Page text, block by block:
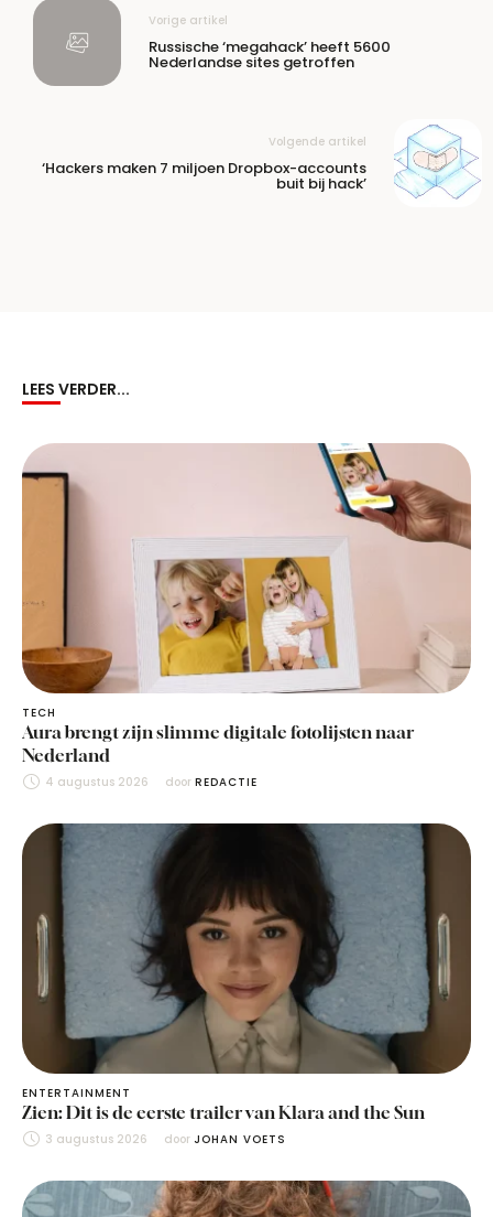
Vorige artikel
Russische ‘megahack’ heeft 5600
Nederlandse sites getroffen
Volgende artikel
‘Hackers maken 7 miljoen Dropbox-accounts
buit bij hack’
LEES VERDER...
TECH
Aura brengt zijn slimme digitale fotolijsten naar
Nederland
4 augustus 2026 door REDACTIE
ENTERTAINMENT
Zien: Dit is de eerste trailer van Klara and the Sun
3 augustus 2026 door JOHAN VOETS